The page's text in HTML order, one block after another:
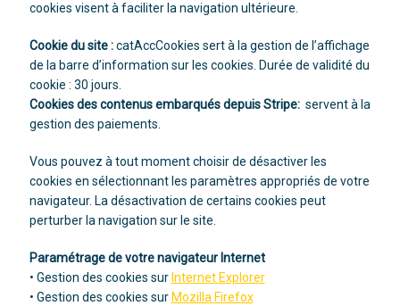
cookies visent à faciliter la navigation ultérieure.
Cookie du site :catAccCookies sert à la gestion de l’affichage
de la barre d’information sur les cookies. Durée de validité du
cookie : 30 jours.
Cookies des contenus embarqués depuis Stripe:servent à la
gestion des paiements.
Vous pouvez à tout moment choisir de désactiver les
cookies en sélectionnant les paramètres appropriés de votre
navigateur. La désactivation de certains cookies peut
perturber la navigation sur le site.
Paramétrage de votre navigateur Internet
• Gestion des cookies sur Internet Explorer
• Gestion des cookies sur Mozilla Firefox